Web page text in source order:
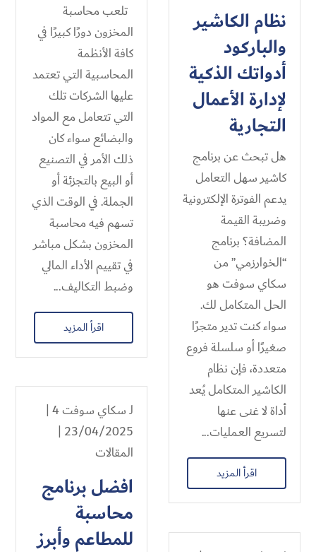
تلعب محاسبة
المخزون دورًا كبيرًا في
كافة الأنظمة
المحاسبية التي تعتمد
عليها الشركات تلك
التي تتعامل مع المواد
والبضائع سواء كان
ذلك الأمر في التصنيع
أو البيع بالتجزئة أو
الجملة. في الوقت الذي
تسهم فيه محاسبة
المخزون بشكل مباشر
في تقييم الأداء المالي
وضبط التكاليف...
اقرأ المزيد
نظام الكاشير
والباركود
أدواتك الذكية
لإدارة الأعمال
التجارية
هل تبحث عن برنامج
كاشير سهل التعامل
يدعم الفوترة الإلكترونية
وضريبة القيمة
المضافة؟ برنامج
“الخوارزمي” من
سكاي سوفت هو
الحل المتكامل لك.
سواء كنت تدير متجرًا
صغيرًا أو سلسلة فروع
متعددة، فإن نظام
الكاشير المتكامل يُعد
أداة لا غنى عنها
لتسريع العمليات...
اقرأ المزيد
لـسكاي سوفت 4
|
23/04/2025 |
المقالات
افضل برنامج
محاسبة
للمطاعم وأبرز